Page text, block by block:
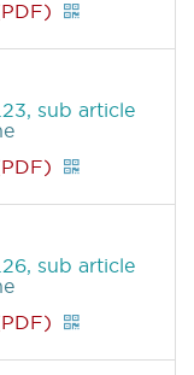
sub article
sub article